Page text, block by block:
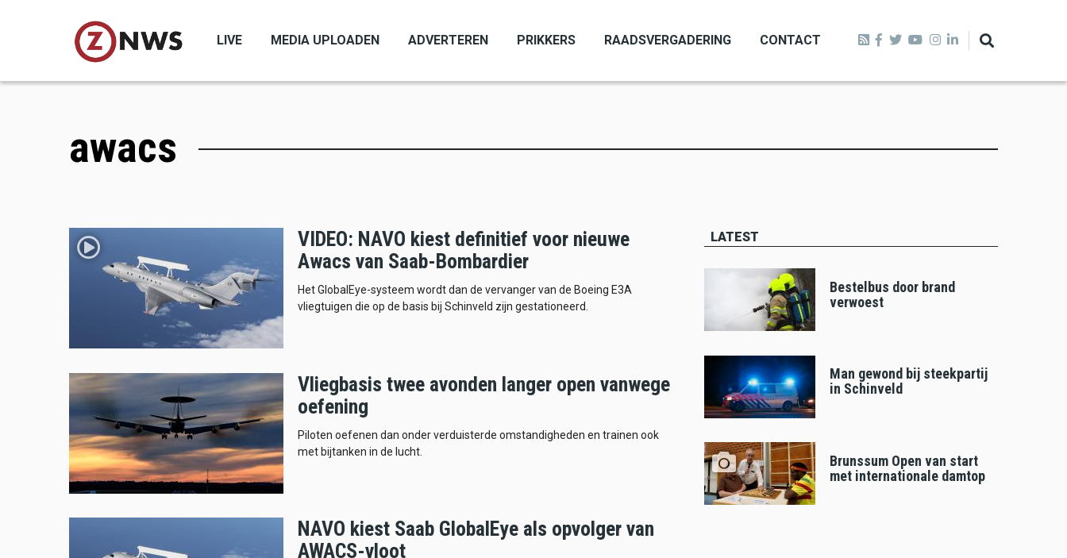
LIVE MEDIA UPLOADEN ADVERTEREN PRIKKERS RAADSVERGADERING CONTACT
awacs
VIDEO: NAVO kiest definitief voor nieuwe
Awacs van Saab-Bombardier
Het GlobalEye-systeem wordt dan de vervanger van de Boeing E3A
vliegtuigen die op de basis bij Schinveld zijn gestationeerd.
Vliegbasis twee avonden langer open vanwege
oefening
Piloten oefenen dan onder verduisterde omstandigheden en trainen ook
met bijtanken in de lucht.
NAVO kiest Saab GlobalEye als opvolger van
AWACS-vloot
LATEST
Bestelbus door brand
verwoest
Man gewond bij steekpartij
in Schinveld
Brunssum Open van start
met internationale damtop